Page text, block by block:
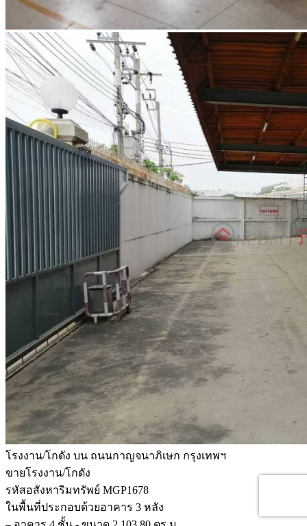
โรงงาน/โกดัง บน ถนนกาญจนาภิเษก กรุงเทพฯ
ขายโรงงาน/โกดัง
รหัสอสังหาริมทรัพย์ MGP1678
ในพื้นที่ประกอบด้วยอาคาร 3 หลัง